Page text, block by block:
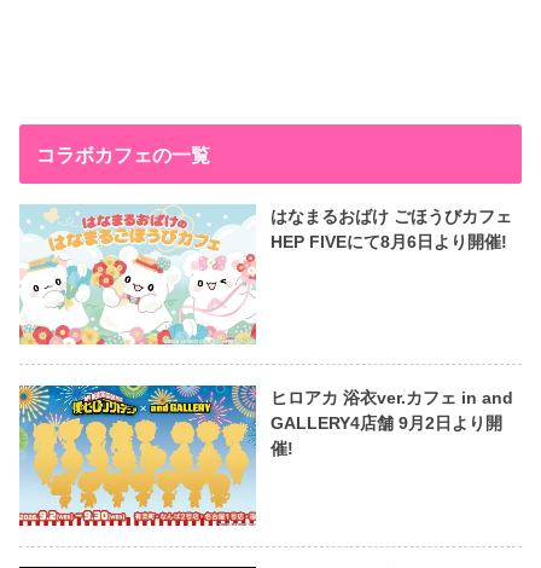
コラボカフェの一覧
はなまるおばけ ごほうびカフェ
HEP FIVEにて8月6日より開催!
ヒロアカ 浴衣ver.カフェ in and
GALLERY4店舗 9月2日より開
催!